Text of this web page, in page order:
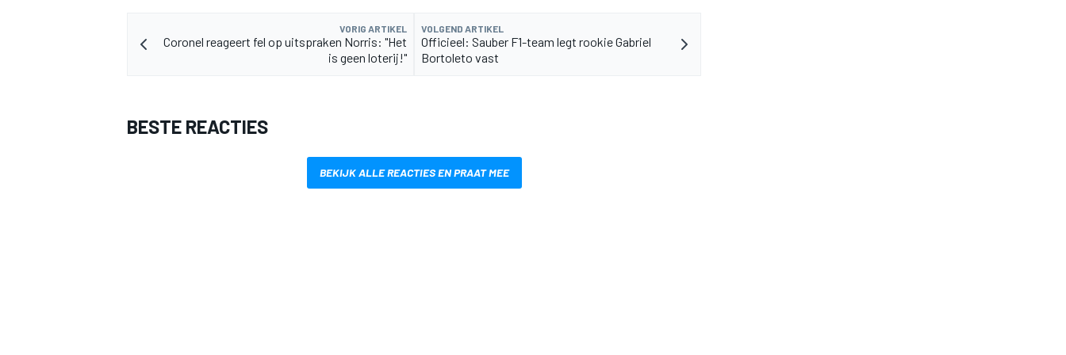
VORIG ARTIKEL
Coronel reageert fel op uitspraken Norris: "Het
is geen loterij!"
VOLGEND ARTIKEL
Officieel: Sauber F1-team legt rookie Gabriel
Bortoleto vast
BESTE REACTIES
BEKIJK ALLE REACTIES EN PRAAT MEE